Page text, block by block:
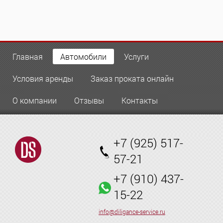
Главная Автомобили Услуги
Условия аренды Заказ проката онлайн
О компании Отзывы Контакты
+7 (925) 517-
57-21
+7 (910) 437-
15-22
info@diligance-service.ru